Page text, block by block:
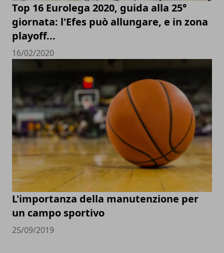
Top 16 Eurolega 2020, guida alla 25°
giornata: l'Efes può allungare, e in zona
playoff...
16/02/2020
L'importanza della manutenzione per
un campo sportivo
25/09/2019